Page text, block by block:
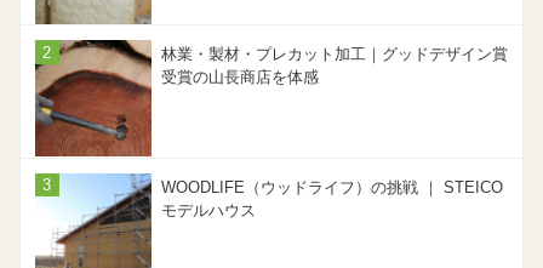
林業・製材・プレカット加工｜グッドデザイン賞
受賞の山長商店を体感
WOODLIFE（ウッドライフ）の挑戦 ｜ STEICO
モデルハウス